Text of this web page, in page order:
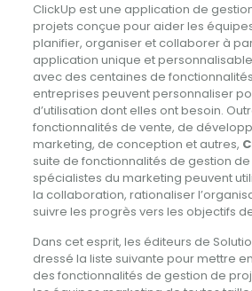
ClickUp est une application de
projets conçue pour aider les
planifier, organiser et collaborer à
application unique et
avec des centaines de
entreprises peuvent personnaliser
d’utilisation dont elles ont besoin.
fonctionnalités de vente, de
marketing, de conception et autres,
suite de fonctionnalités de gestion
spécialistes du marketing peuvent
la collaboration, rationaliser
suivre les progrès vers les objectifs
Dans cet esprit, les éditeurs de
dressé la liste suivante pour mettre
des fonctionnalités de gestion de